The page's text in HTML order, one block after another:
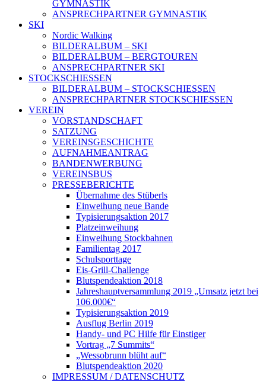
GYMNASTIK
ANSPRECHPARTNER GYMNASTIK
SKI
Nordic Walking
BILDERALBUM – SKI
BILDERALBUM – BERGTOUREN
ANSPRECHPARTNER SKI
STOCKSCHIESSEN
BILDERALBUM – STOCKSCHIESSEN
ANSPRECHPARTNER STOCKSCHIESSEN
VEREIN
VORSTANDSCHAFT
SATZUNG
VEREINSGESCHICHTE
AUFNAHMEANTRAG
BANDENWERBUNG
VEREINSBUS
PRESSEBERICHTE
Übernahme des Stüberls
Einweihung neue Bande
Typisierungsaktion 2017
Platzeinweihung
Einweihung Stockbahnen
Familientag 2017
Schulsporttage
Eis-Grill-Challenge
Blutspendeaktion 2018
Jahreshauptversammlung 2019 „Umsatz jetzt bei
106.000€“
Typisierungsaktion 2019
Ausflug Berlin 2019
Handy- und PC Hilfe für Einstiger
Vortrag „7 Summits“
„Wessobrunn blüht auf“
Blutspendeaktion 2020
IMPRESSUM / DATENSCHUTZ